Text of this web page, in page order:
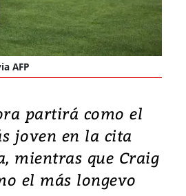
AFP
partirá como el
joven en la cita
mientras que Craig
el más longevo
terremoto de magnitud
registró este martes 28 de
en la prefectura de Kumamoto,
de Japón, provocando una
de gran...